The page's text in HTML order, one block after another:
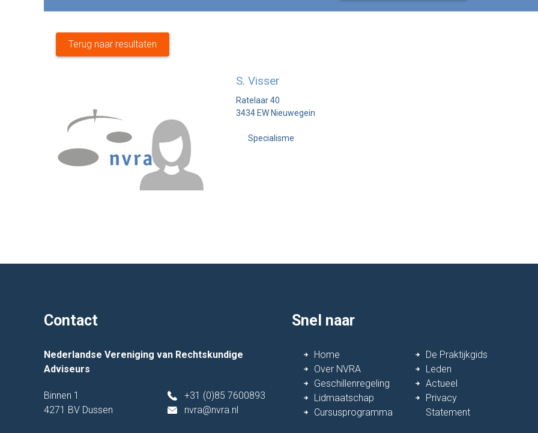
Terug naar resultaten
S. Visser
Ratelaar 40
3434 EW Nieuwegein
Specialisme
Contact
Nederlandse Vereniging van Rechtskundige
Adviseurs
Binnen 1
4271 BV Dussen
+31 (0)85 7600893
nvra@nvra.nl
Snel naar
Home
Over NVRA
Geschillenregeling
Lidmaatschap
Cursusprogramma
De Praktijkgids
Leden
Actueel
Privacy
Statement